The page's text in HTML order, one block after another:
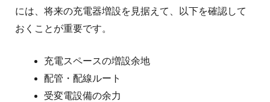
には、将来の充電器増設を見据えて、以下を確認して
おくことが重要です。
充電スペースの増設余地
配管・配線ルート
受変電設備の余力